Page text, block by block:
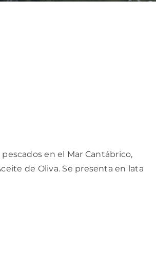
en el Mar Cantábrico,
de Oliva. Se presenta en lata